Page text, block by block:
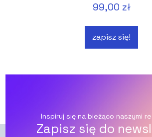
99,00 zł
zapisz się!
Inspiruj się na bieżąco naszymi
Zapisz się do